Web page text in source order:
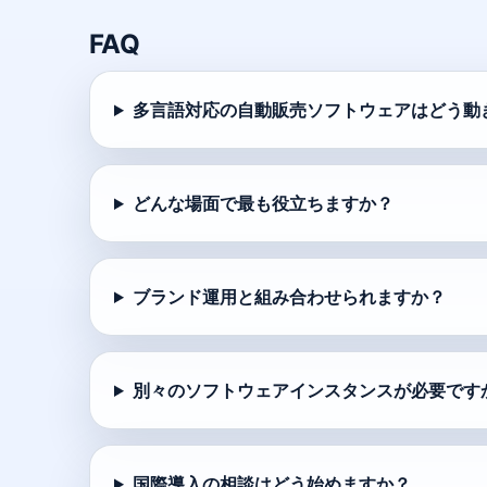
FAQ
多言語対応の自動販売ソフトウェアはどう動
どんな場面で最も役立ちますか？
ブランド運用と組み合わせられますか？
別々のソフトウェアインスタンスが必要です